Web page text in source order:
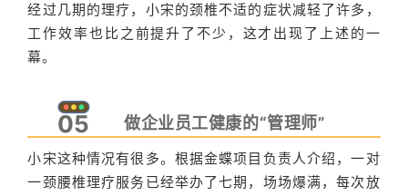
经过几期的理疗，小宋的颈椎不适的症状减轻了许多，
工作效率也比之前提升了不少，这才出现了上述的一
幕。
05 做企业员工健康的“管理师”
小宋这种情况有很多。根据金蝶项目负责人介绍，一对
一颈腰椎理疗服务已经举办了七期，场场爆满，每次放